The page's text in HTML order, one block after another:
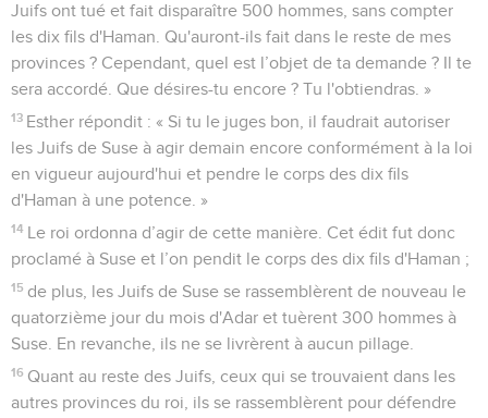
Juifs ont tué et fait disparaître 500 hommes, sans compter
les dix fils d'Haman. Qu'auront-ils fait dans le reste de mes
provinces ? Cependant, quel est l’objet de ta demande ? Il te
sera accordé. Que désires-tu encore ? Tu l'obtiendras. »
13 Esther répondit : « Si tu le juges bon, il faudrait autoriser
les Juifs de Suse à agir demain encore conformément à la loi
en vigueur aujourd'hui et pendre le corps des dix fils
d'Haman à une potence. »
14 Le roi ordonna d’agir de cette manière. Cet édit fut donc
proclamé à Suse et l’on pendit le corps des dix fils d'Haman ;
15 de plus, les Juifs de Suse se rassemblèrent de nouveau le
quatorzième jour du mois d'Adar et tuèrent 300 hommes à
Suse. En revanche, ils ne se livrèrent à aucun pillage.
16 Quant au reste des Juifs, ceux qui se trouvaient dans les
autres provinces du roi, ils se rassemblèrent pour défendre